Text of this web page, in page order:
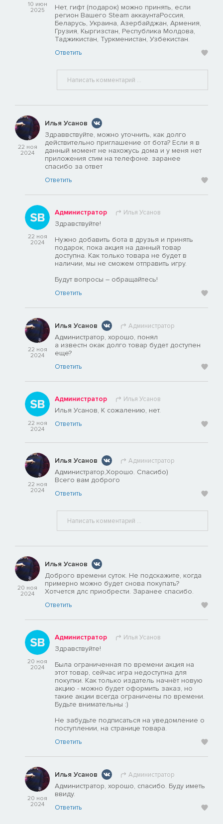
10 июн
2025
Нет, гифт (подарок) можно принять, если
регион Вашего Steam аккаунтаРоссия,
Беларусь, Украина, Азербайджан, Армения,
Грузия, Кыргизстан, Республика Молдова,
Таджикистан, Туркменистан, Узбекистан.
Ответить
22 ноя
2024
Илья Усанов
Здраввствуйте, можно уточнить, как долго
действительно приглашение от бота? Если я в
данный момент не нахожусь дома и у меня нет
приложения стим на телефоне. заранее
спасибо за ответ
Ответить
22 ноя
2024
Администратор Илья Усанов
Здравствуйте!
Нужно добавить бота в друзья и принять
подарок, пока акция на данный товар
доступна. Как только товара не будет в
наличии, мы не сможем отправить игру.
Будут вопросы – обращайтесь!
Ответить
22 ноя
2024
Илья Усанов Администратор
Администратор, хорошо, понял
а известн окак долго товар будет доступен
еще?
Ответить
22 ноя
2024
Администратор Илья Усанов
Илья Усанов, К сожалению, нет.
Ответить
22 ноя
2024
Илья Усанов Администратор
Администратор,Хорошо. Спасибо)
Всего вам доброго
Ответить
20 ноя
2024
Илья Усанов
Доброго времени суток. Не подскажите, когда
примерно можно будет снова покупать?
Хотчется длс приобрести. Заранее спасибо.
Ответить
20 ноя
2024
Администратор Илья Усанов
Здравствуйте!
Была ограниченная по времени акция на
этот товар, сейчас игра недоступна для
покупки. Как только издатель начнёт новую
акцию - можно будет оформить заказ, но
такие акции всегда ограничены по времени.
Будьте внимательны :)
Не забудьте подписаться на уведомление о
поступлении, на странице товара.
Ответить
20 ноя
2024
Илья Усанов Администратор
Администратор, хорошо, спасибо. Буду иметь
ввиду.
Ответить